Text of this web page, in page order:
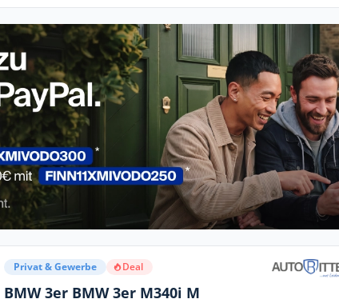
Privat & Gewerbe Deal
BMW 3er BMW 3er M340i M